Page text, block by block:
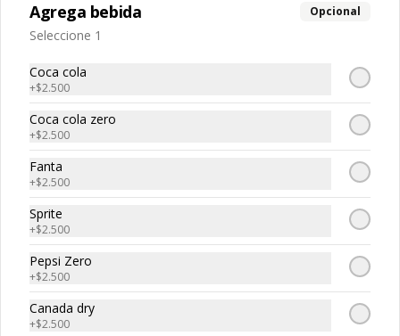
Coca Cola normal
Coca Cola zero
Fanta
Kem piña
Limon Soda
Canada Dry
$2.700
Agrega bebida Opcional
Seleccione 1
Coca cola
+$2.500
Coca cola zero
+$2.500
Fanta
+$2.500
Sprite
+$2.500
Pepsi Zero
+$2.500
Canada dry
+$2.500